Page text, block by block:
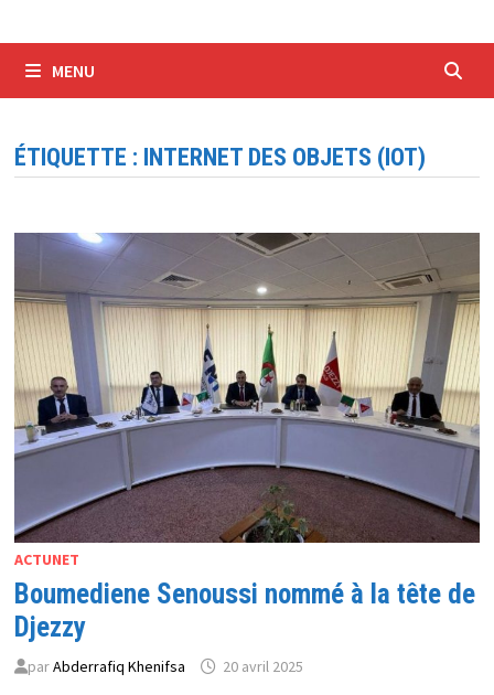
MENU
ÉTIQUETTE : INTERNET DES OBJETS (IOT)
ACTUNET
Boumediene Senoussi nommé à la tête de
Djezzy
parAbderrafiq Khenifsa 20 avril 2025